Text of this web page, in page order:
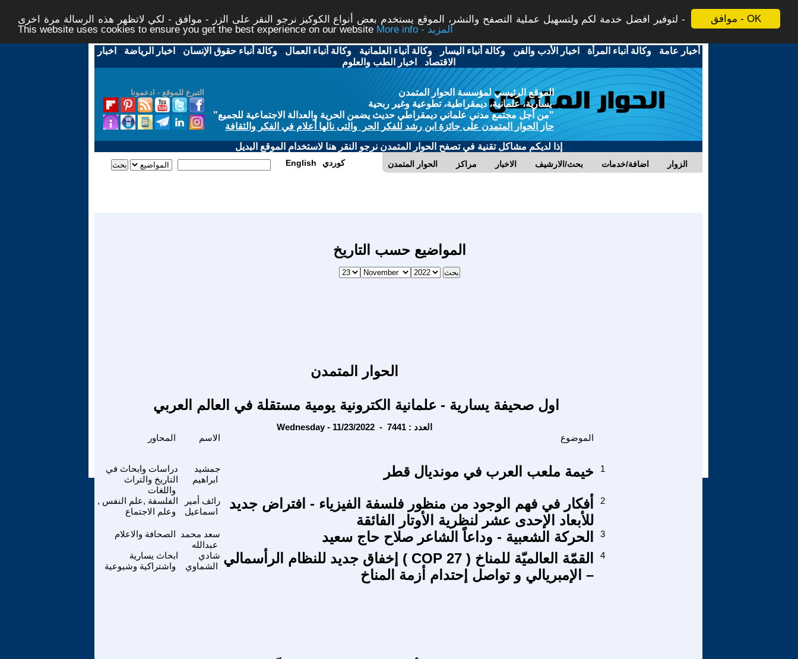
موافق - OK
لتوفير افضل خدمة لكم ولتسهيل عملية التصفح والنشر، الموقع يستخدم بعض أنواع الكوكيز نرجو النقر على الزر - موافق - لكي لاتظهر هذه الرسالة مرة اخرى -
This website uses cookies to ensure you get the best experience on our website
More info - المزيد
أخبار عامة -وكالة أنباء المرأة - اخبار الأدب والفن -وكالة أنباء اليسار -وكالة أنباء العلمانية -وكالة أنباء العمال -وكالة أنباء حقوق الإنسان - اخبار الرياضة - اخبار
الاقتصاد - اخبار الطب والعلوم
التبرع للموقع - ادعمونا
الموقع الرئيسي لمؤسسة الحوار المتمدن
يسارية، علمانية، ديمقراطية، تطوعية وغير ربحية
"من أجل مجتمع مدني علماني ديمقراطي حديث يضمن الحرية والعدالة الاجتماعية للجميع"
حاز الحوار المتمدن على جائزة ابن رشد للفكر الحر والتى نالها أعلام في الفكر والثقافة
إذا لديكم مشاكل تقنية في تصفح الحوار المتمدن نرجو النقر هنا لاستخدام الموقع البديل
الحوار المتمدن مراكز الاخبار بحث/الارشيف اضافة/خدمات الزوار English كوردي
المواضيع حسب التاريخ
الحوار المتمدن
اول صحيفة يسارية - علمانية الكترونية يومية مستقلة في العالم العربي
Wednesday - 11/23/2022 - العدد : 7441
الاسم الموضوع
دراسات وابحاث في
التاريخ والتراث
واللغات
جمشيد
ابراهيم
خيمة ملعب العرب في مونديال قطر 1
الفلسفة ,علم النفس ,
وعلم الاجتماع
رائف أمير
اسماعيل
أفكار في فهم الوجود من منظور فلسفة الفيزياء - افتراض جديد
للأبعاد الإحدى عشر لنظرية الأوتار الفائقة
2
الصحافة والاعلام سعد محمد
عبدالله
الحركة الشعبية - وداعاً الشاعر صلاح حاج سعيد 3
ابحاث يسارية
واشتراكية وشيوعية
شادي
الشماوي
القمّة العالميّة للمناخ ( COP 27 ) إخفاق جديد للنظام الرأسمالي
– الإمبريالي و تواصل إحتدام أزمة المناخ
4